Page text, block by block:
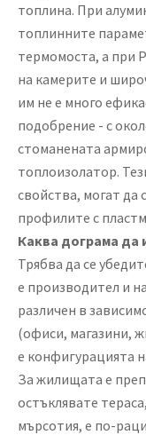
топлина. При
топлинните
термомоста, а при
на камерите и
им не е много
подобрение - с
стоманената
топлоизолатор.
свойства, могат да
профилите с
Каква дограма да
Трябва да се
е производител и
различен в
(офиси, магазини,
е конфигурацията
За жилищата е
остъклявате
мърсотия, е по-